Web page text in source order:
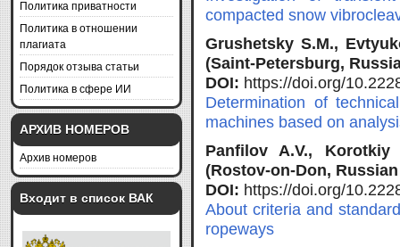
Политика приватности
Политика в отношении
плагиата
Порядок отзыва статьи
Политика в сфере ИИ
АРХИВ НОМЕРОВ
Архив номеров
Входит в список ВАК
compacted snow
Grushetsky S.M.,
(Saint-Petersburg,
DOI: https://doi.org/
Determination of
machines based on
Panfilov A.V.,
(Rostov-on-Don,
DOI: https://doi.org/
About criteria and
ropeways